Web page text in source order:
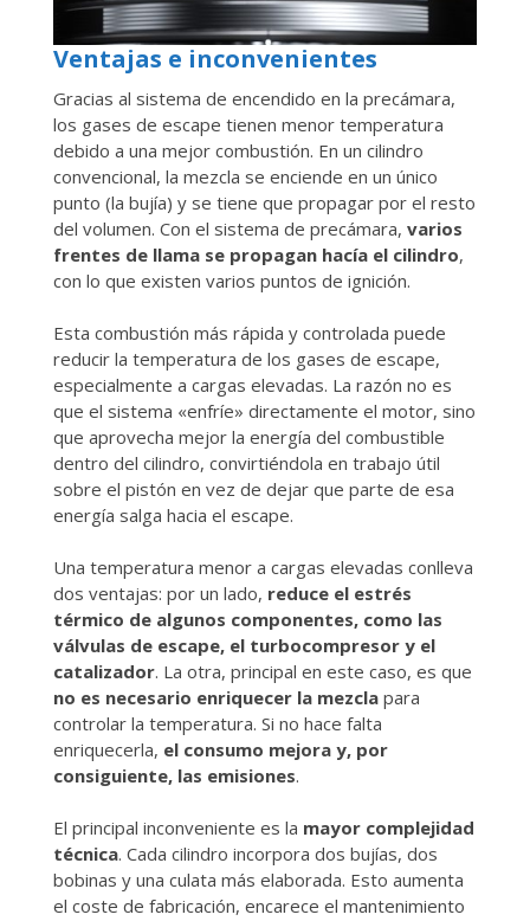
Ventajas e inconvenientes
Gracias al sistema de encendido en la precámara,
los gases de escape tienen menor temperatura
debido a una mejor combustión. En un cilindro
convencional, la mezcla se enciende en un único
punto (la bujía) y se tiene que propagar por el resto
del volumen. Con el sistema de precámara, varios
frentes de llama se propagan hacía el cilindro,
con lo que existen varios puntos de ignición.
Esta combustión más rápida y controlada puede
reducir la temperatura de los gases de escape,
especialmente a cargas elevadas. La razón no es
que el sistema «enfríe» directamente el motor, sino
que aprovecha mejor la energía del combustible
dentro del cilindro, convirtiéndola en trabajo útil
sobre el pistón en vez de dejar que parte de esa
energía salga hacia el escape.
Una temperatura menor a cargas elevadas conlleva
dos ventajas: por un lado, reduce el estrés
térmico de algunos componentes, como las
válvulas de escape, el turbocompresor y el
catalizador. La otra, principal en este caso, es que
no es necesario enriquecer la mezclapara
controlar la temperatura. Si no hace falta
enriquecerla, el consumo mejora y, por
consiguiente, las emisiones.
El principal inconveniente es la mayor complejidad
técnica. Cada cilindro incorpora dos bujías, dos
bobinas y una culata más elaborada. Esto aumenta
el coste de fabricación, encarece el mantenimiento